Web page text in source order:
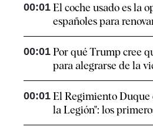
00:01 El coche usado es la
españoles para
00:01 Por qué Trump cree
para alegrarse de la
00:01 El Regimiento Duque
la Legión": los